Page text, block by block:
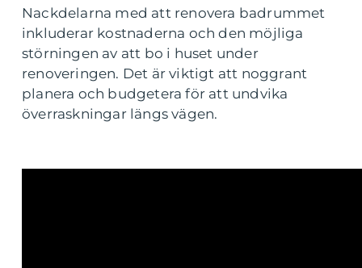
Nackdelarna med att renovera badrummet
inkluderar kostnaderna och den möjliga
störningen av att bo i huset under
renoveringen. Det är viktigt att noggrant
planera och budgetera för att undvika
överraskningar längs vägen.